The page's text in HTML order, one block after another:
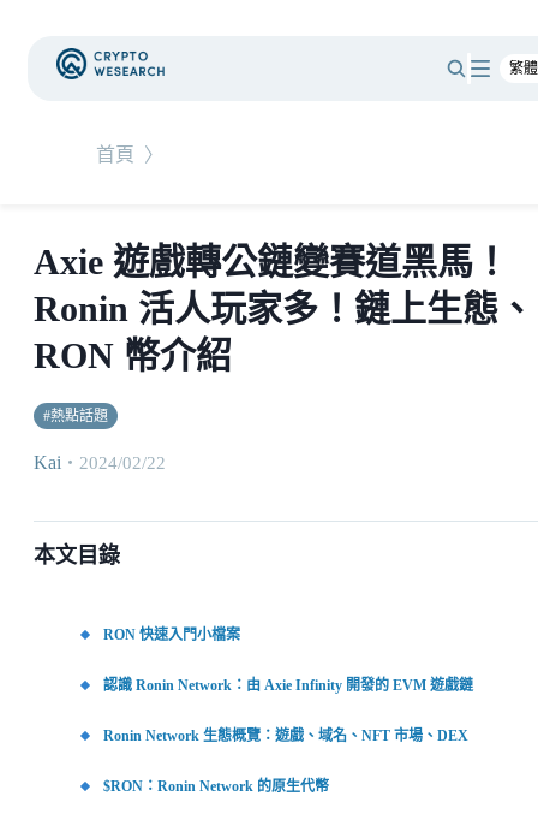
首頁 〉
Axie 遊戲轉公鏈變賽道黑馬！
Ronin 活人玩家多！鏈上生態、
RON 幣介紹
#熱點話題
Kai ・ 2024/02/22
本文目錄
RON 快速入門小檔案
認識 Ronin Network：由 Axie Infinity 開發的 EVM 遊戲鏈
Ronin Network 生態概覽：遊戲、域名、NFT 市場、DEX
$RON：Ronin Network 的原生代幣